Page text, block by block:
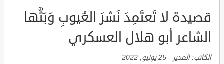
قصيدة لا تَعتَمِدَ نَشرَ العُيوبِ وَبَثَّها
الشاعر أبو هلال العسكري
الكاتب:المدير - 25 يونيو, 2022